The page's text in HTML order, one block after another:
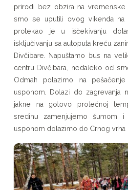
prirodi bez obzira na
smo se uputili ovog vikenda na
protekao je u iščekivanju
isključivanju sa autoputa kreću
Divčibare. Napuštamo bus na
centru Divčibara, nedaleko od
Odmah polazimo na
usponom. Dolazi do zagrevanja
jakne na gotovo prolećnoj
sredinu zamenjujemo šumom
usponom dolazimo do Crnog vrha